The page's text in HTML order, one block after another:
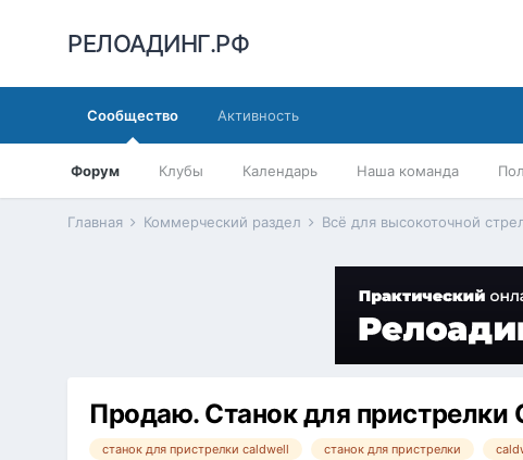
РЕЛОАДИНГ.РФ
Сообщество
Форум Клубы Календарь Наша команда
Активность
Главная Коммерческий раздел Всё для высокоточной
Продаю. Станок для пристрелки
станок для пристрелки caldwell станок для пристрелки